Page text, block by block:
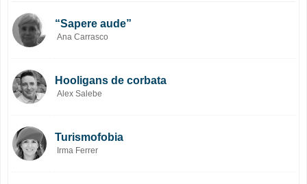
“Sapere aude”
Ana Carrasco
Hooligans de corbata
Alex Salebe
Turismofobia
Irma Ferrer